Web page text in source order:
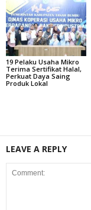
19 Pelaku Usaha Mikro
Terima Sertifikat Halal,
Perkuat Daya Saing
Produk Lokal
LEAVE A REPLY